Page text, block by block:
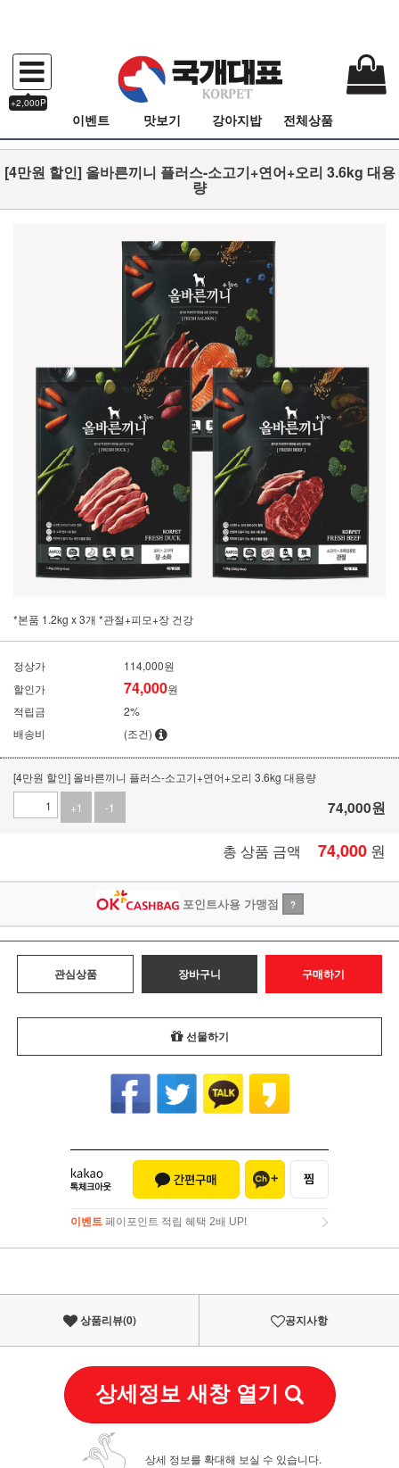
+2,000P
이벤트 맛보기 강아지밥 전체상품
[4만원 할인] 올바른끼니 플러스-소고기+연어+오리 3.6kg 대용
량
*본품 1.2kg x 3개 *관절+피모+장 건강
정상가
114,000원
할인가
74,000원
적립금
2%
배송비
(조건)
[4만원 할인] 올바른끼니 플러스-소고기+연어+오리 3.6kg 대용량
+1
-1 74,000원
총 상품 금액 74,000 원
포인트사용 가맹점 ?
관심상품 장바구니 구매하기
선물하기
이벤트 페이포인트 적립 혜택 2배 UP!
이벤트페이포인트 적립 혜택 2배 UP!
상품리뷰(0) 공지사항
상세정보 새창 열기
상세 정보를 확대해 보실 수 있습니다.